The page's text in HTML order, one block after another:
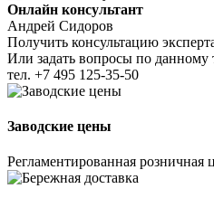
Онлайн консультант
Андрей Сидоров
Получить консультацию
Или задать вопросы по
тел. +7 495 125-35-50
Заводские цены
Регламентированная розничная